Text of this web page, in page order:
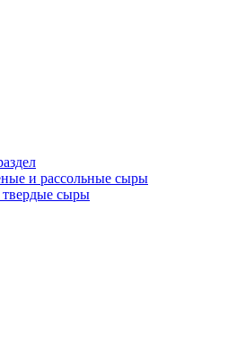
и рассольные сыры
сыры